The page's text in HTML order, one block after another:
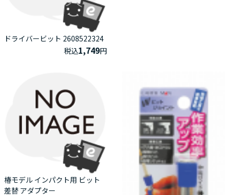
ドライバービット 2608522324
税込1,749円
椿モデル インパクト用 ビット
差替 アダプター